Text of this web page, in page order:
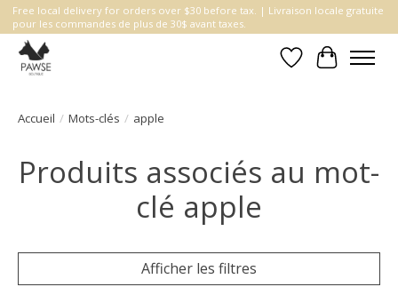
Free local delivery for orders over $30 before tax. | Livraison locale gratuite
pour les commandes de plus de 30$ avant taxes.
Liste dePanier
Accueil / Mots-clés / apple
Produits associés au mot-
clé apple
Afficher les filtres